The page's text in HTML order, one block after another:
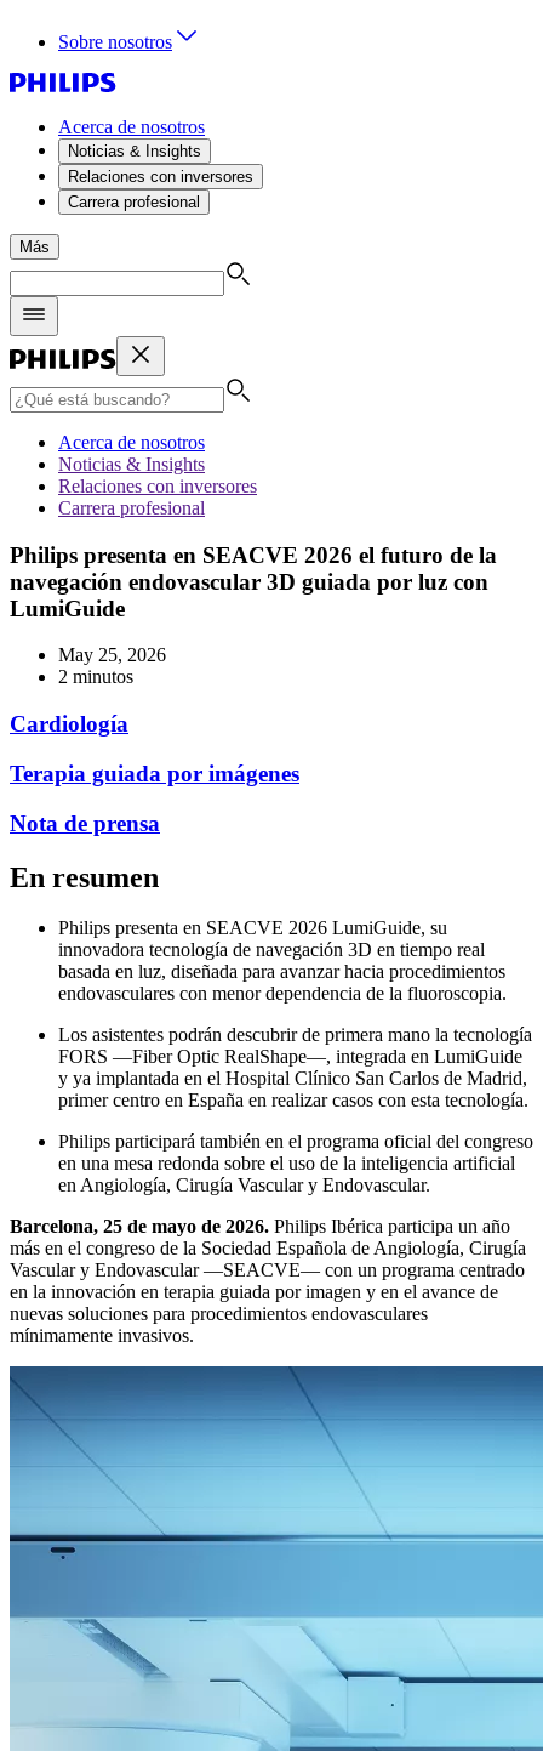
Sobre nosotros
Acerca de nosotros
Noticias & Insights
Relaciones con inversores
Carrera profesional
Más
Acerca de nosotros
Noticias & Insights
Relaciones con inversores
Carrera profesional
Philips presenta en SEACVE 2026 el futuro de la
navegación endovascular 3D guiada por luz con
LumiGuide
May 25, 2026
2 minutos
Cardiología
Terapia guiada por imágenes
Nota de prensa
En resumen
Philips presenta en SEACVE 2026 LumiGuide, su
innovadora tecnología de navegación 3D en tiempo real
basada en luz, diseñada para avanzar hacia procedimientos
endovasculares con menor dependencia de la fluoroscopia.
Los asistentes podrán descubrir de primera mano la tecnología
FORS —Fiber Optic RealShape—, integrada en LumiGuide
y ya implantada en el Hospital Clínico San Carlos de Madrid,
primer centro en España en realizar casos con esta tecnología.
Philips participará también en el programa oficial del congreso
en una mesa redonda sobre el uso de la inteligencia artificial
en Angiología, Cirugía Vascular y Endovascular.
Barcelona, 25 de mayo de 2026. Philips Ibérica participa un año
más en el congreso de la Sociedad Española de Angiología, Cirugía
Vascular y Endovascular —SEACVE— con un programa centrado
en la innovación en terapia guiada por imagen y en el avance de
nuevas soluciones para procedimientos endovasculares
mínimamente invasivos.